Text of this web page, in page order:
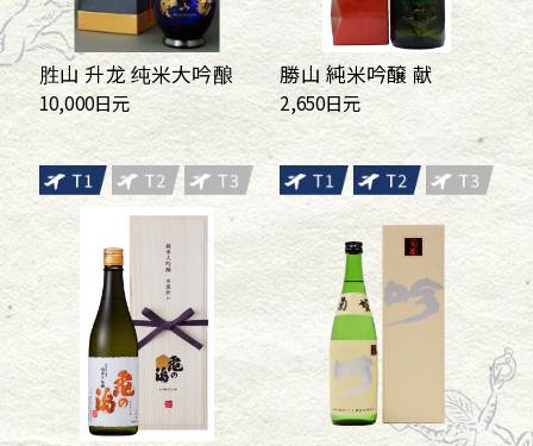
胜山 升龙 纯米大吟酿
10,000日元
勝山 純米吟醸 献
2,650日元